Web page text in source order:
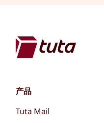
产品
Tuta Mail